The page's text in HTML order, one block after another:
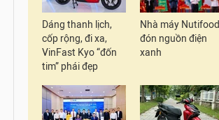
Dáng thanh lịch,
cốp rộng, đi xa,
VinFast Kyo “đốn
tim” phái đẹp
Nhà máy Nutifood
đón nguồn điện
xanh